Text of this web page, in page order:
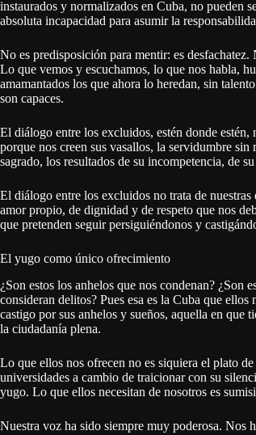
instaurados y normalizados en Cuba, no pueden
absoluta incapacidad para asumir la
No es predisposición para mentir: es
Lo que vemos y escuchamos, lo que nos habla,
amamantados los que ahora lo heredan, sin
son capaces.
El diálogo entre los excluidos, estén donde estén,
porque nos creen sus vasallos, la servidumbre
sagrado, los resultados de su incompetencia, de
El diálogo entre los excluidos no trata de
amor propio, de dignidad y de respeto que nos
que pretenden seguir persiguiéndonos y
El yugo como único ofrecimiento
¿Son estos los anhelos que nos condenan? ¿Son
consideran delitos? Pues esa es la Cuba que
castigo por sus anhelos y sueños, aquella en
la ciudadanía plena.
Lo que ellos nos ofrecen no es siquiera el plato
universidades a cambio de traicionar con su
yugo. Lo que ellos necesitan de nosotros es
Nuestra voz ha sido siempre muy poderosa. Nos